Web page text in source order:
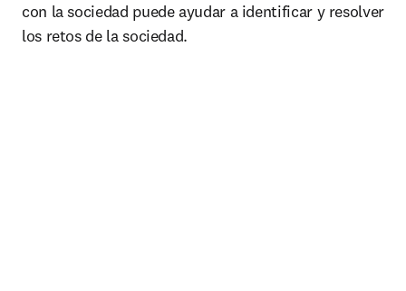
con la sociedad puede ayudar a identificar y resolver
los retos de la sociedad.